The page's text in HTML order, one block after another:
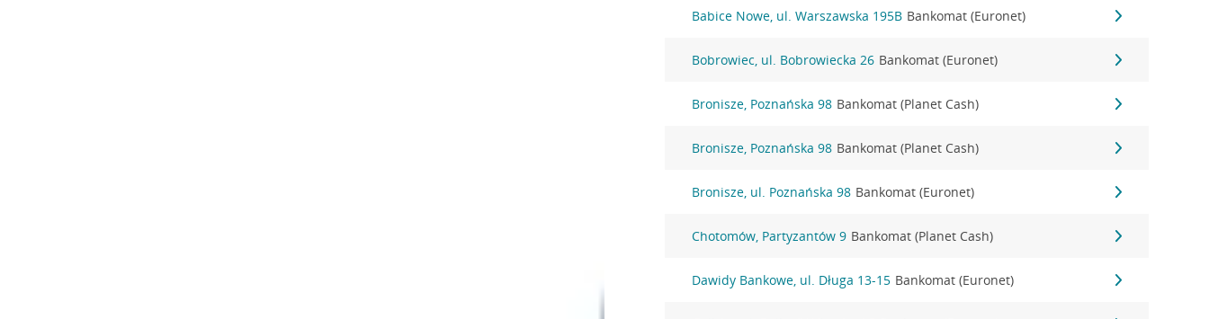
Babice Nowe, ul. Warszawska 195B Bankomat (Euronet)
Bobrowiec, ul. Bobrowiecka 26 Bankomat (Euronet)
Bronisze, Poznańska 98 Bankomat (Planet Cash)
Bronisze, Poznańska 98 Bankomat (Planet Cash)
Bronisze, ul. Poznańska 98 Bankomat (Euronet)
Chotomów, Partyzantów 9 Bankomat (Planet Cash)
Dawidy Bankowe, ul. Długa 13-15 Bankomat (Euronet)